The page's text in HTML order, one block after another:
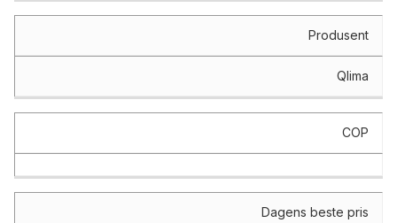
Produsent
Qlima
COP
Dagens beste pris